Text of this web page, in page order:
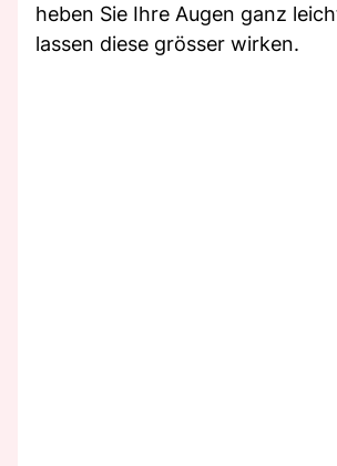
heben Sie Ihre Augen ganz
lassen diese grösser wirken.